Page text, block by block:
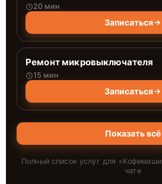
20 мин
Записаться
Ремонт микровыключателя
15 мин
Записаться
Показать всё
Полный список услуг для «
чате